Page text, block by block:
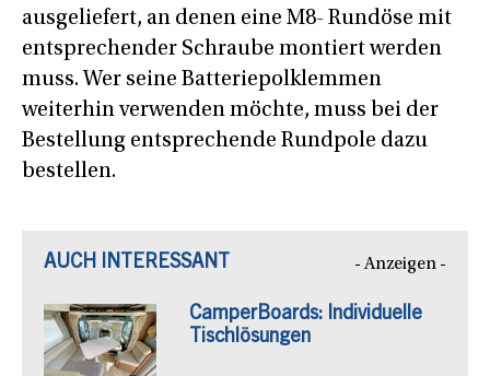
ausgeliefert, an denen eine M8- Rundöse mit
entsprechender Schraube montiert werden
muss. Wer seine Batteriepolklemmen
weiterhin verwenden möchte, muss bei der
Bestellung entsprechende Rundpole dazu
bestellen.
AUCH INTERESSANT - Anzeigen -
CamperBoards: Individuelle
Tischlösungen